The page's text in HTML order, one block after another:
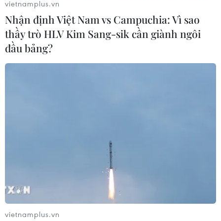
Sân bay Nội Bài cho xe biển vàng đón
trả, khách trước sảnh tại Nhà ga T1
05/08/2026 04:01
Sẽ nghiên cứu tìm nguồn vốn đầu tư
cao tốc Hà Tiên-Rạch Giá-Bạc Liêu
05/08/2026 01:43
vietnamplus.vn
Nhận định Việt Nam vs Campuchia: Vì sao
thầy trò HLV Kim Sang-sik cần giành ngôi
đầu bảng?
vietnamplus.vn